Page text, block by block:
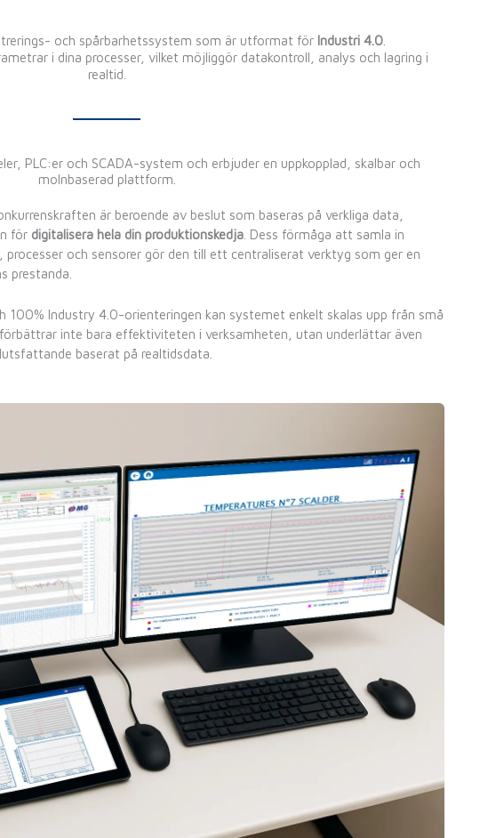
och spårbarhetssystem som är utformat för Industri 4.0
i dina processer, vilket möjliggör datakontroll, analys och lagring i
realtid.
PLC:er och SCADA-system och erbjuder en uppkopplad, skalbar och
molnbaserad plattform.
är beroende av beslut som baseras på verkliga data,
för digitalisera hela din produktionskedja . Dess förmåga att samla in
och sensorer gör den till ett centraliserat verktyg som ger en
prestanda.
100% Industry 4.0-orienteringen kan systemet enkelt skalas upp från små
inte bara effektiviteten i verksamheten, utan underlättar även
baserat på realtidsdata.